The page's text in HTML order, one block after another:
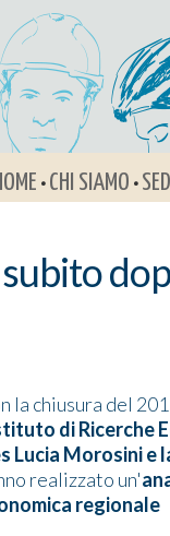
• CHI SIAMO •
la chiusura del
di Ricerche
Lucia Morosini e
realizzato un'
regionale